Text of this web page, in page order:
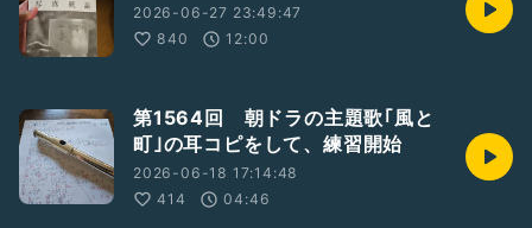
2026-06-27 23:49:47
840
12:00
第1564回 朝ドラの主題歌｢風と
町｣の耳コピをして、練習開始
2026-06-18 17:14:48
414
04:46